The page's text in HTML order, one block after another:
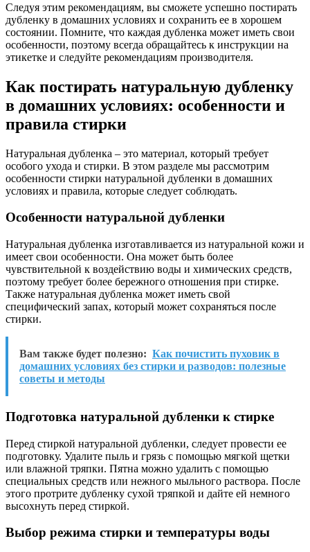
Следуя этим рекомендациям, вы сможете успешно постирать
дубленку в домашних условиях и сохранить ее в хорошем
состоянии. Помните, что каждая дубленка может иметь свои
особенности, поэтому всегда обращайтесь к инструкции на
этикетке и следуйте рекомендациям производителя.
Как постирать натуральную дубленку
в домашних условиях: особенности и
правила стирки
Натуральная дубленка – это материал, который требует
особого ухода и стирки. В этом разделе мы рассмотрим
особенности стирки натуральной дубленки в домашних
условиях и правила, которые следует соблюдать.
Особенности натуральной дубленки
Натуральная дубленка изготавливается из натуральной кожи и
имеет свои особенности. Она может быть более
чувствительной к воздействию воды и химических средств,
поэтому требует более бережного отношения при стирке.
Также натуральная дубленка может иметь свой
специфический запах, который может сохраняться после
стирки.
Вам также будет полезно: Как почистить пуховик в
домашних условиях без стирки и разводов: полезные
советы и методы
Подготовка натуральной дубленки к стирке
Перед стиркой натуральной дубленки, следует провести ее
подготовку. Удалите пыль и грязь с помощью мягкой щетки
или влажной тряпки. Пятна можно удалить с помощью
специальных средств или нежного мыльного раствора. После
этого протрите дубленку сухой тряпкой и дайте ей немного
высохнуть перед стиркой.
Выбор режима стирки и температуры воды